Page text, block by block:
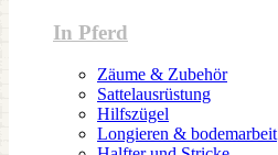
In Pferd
Zäume & Zubehör
Sattelausrüstung
Hilfszügel
Longieren & bodemarbeit